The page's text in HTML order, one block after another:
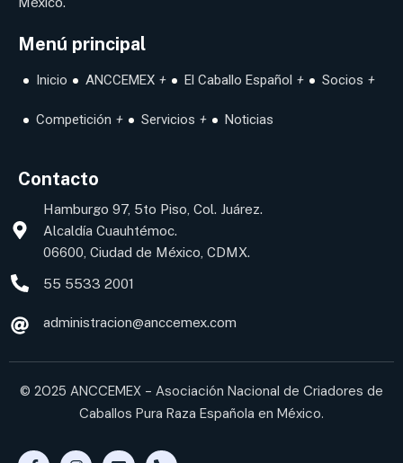
Menú principal
Inicio ANCCEMEX El Caballo Español Socios
Competición Servicios Noticias
Contacto
Hamburgo 97, 5to Piso, Col. Juárez.
Alcaldía Cuauhtémoc.
06600, Ciudad de México, CDMX.
55 5533 2001
administracion@anccemex.com
© 2025 ANCCEMEX - Asociación Nacional de Criadores de
Caballos Pura Raza Española en México.